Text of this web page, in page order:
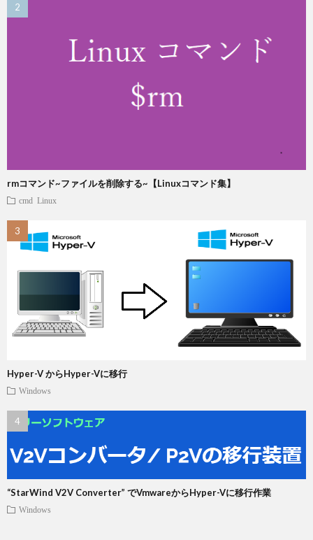
rmコマンド~ファイルを削除する~【Linuxコマンド集】
cmd Linux
Hyper-V からHyper-Vに移行
Windows
“StarWind V2V Converter” でVmwareからHyper-Vに移行作業
Windows